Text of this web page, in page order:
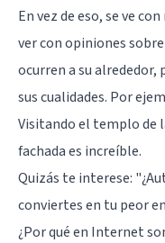
En vez de eso, se ve
ver con opiniones
ocurren a su alrededor,
sus cualidades. Por
Visitando el templo de
fachada es increíble.
Quizás te interese: "
conviertes en tu peor
¿Por qué en Internet